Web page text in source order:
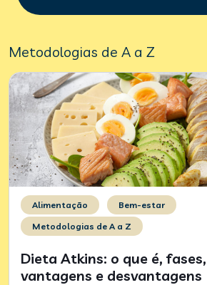
Metodologias de A a Z
Alimentação
Bem-estar
Metodologias de A a Z
Dieta Atkins: o que é, fases,
vantagens e desvantagens